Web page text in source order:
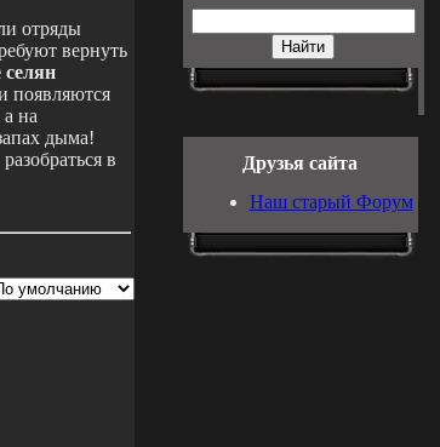
отряды
вернуть
появляются
а на
дыма!
в
Друзья сайта
Наш старый Форум